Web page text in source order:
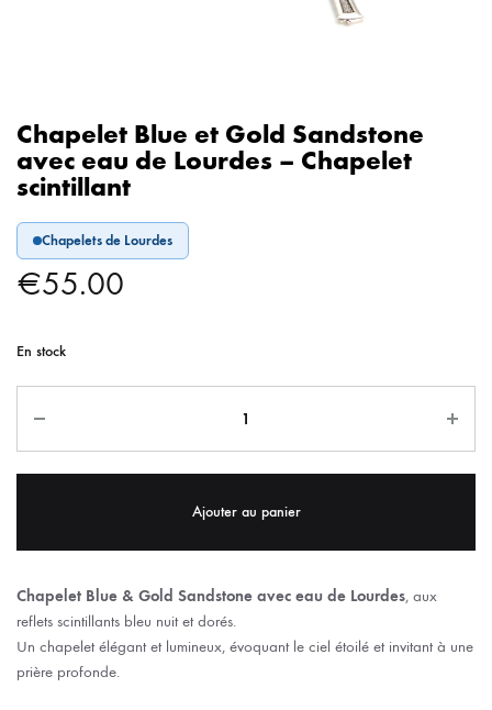
Chapelet Blue et Gold Sandstone
avec eau de Lourdes – Chapelet
scintillant
Chapelets de Lourdes
€55.00
En stock
Ajouter au panier
Chapelet Blue & Gold Sandstone avec eau de Lourdes, aux
reflets scintillants bleu nuit et dorés.
Un chapelet élégant et lumineux, évoquant le ciel étoilé et invitant à une
prière profonde.